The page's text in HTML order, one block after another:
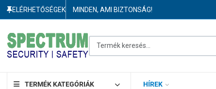
ELÉRHETŐSÉGEK MINDEN, AMI BIZTONSÁG!
TERMÉK KATEGÓRIÁK HÍREK